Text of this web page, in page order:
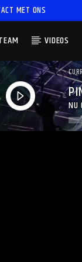
MET ONS
VIDEOS
NU